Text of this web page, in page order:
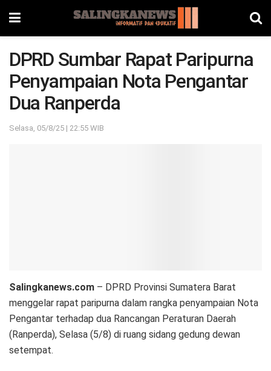
DPRD Sumbar Rapat Paripurna
Penyampaian Nota Pengantar
Dua Ranperda
Selasa, 05/8/25 | 22:55 WIB
Salingkanews.com – DPRD Provinsi Sumatera Barat
menggelar rapat paripurna dalam rangka penyampaian Nota
Pengantar terhadap dua Rancangan Peraturan Daerah
(Ranperda), Selasa (5/8) di ruang sidang gedung dewan
setempat.